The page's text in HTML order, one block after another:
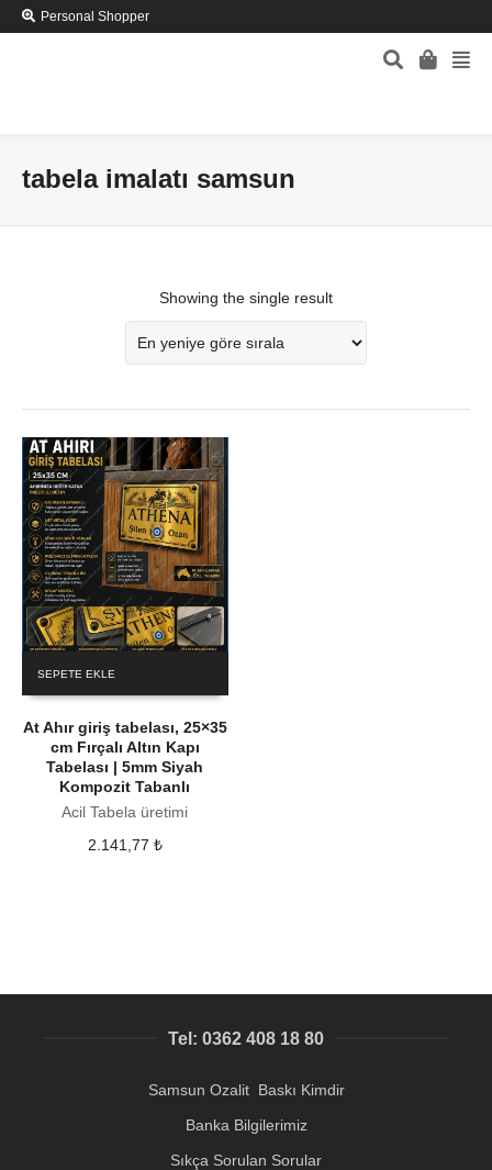
Personal Shopper
tabela imalatı samsun
Showing the single result
SEPETE EKLE
At Ahır giriş tabelası, 25×35
cm Fırçalı Altın Kapı
Tabelası | 5mm Siyah
Kompozit Tabanlı
Acil Tabela üretimi
2.141,77 ₺
Tel: 0362 408 18 80
Samsun Ozalit Baskı Kimdir
Banka Bilgilerimiz
Sıkça Sorulan Sorular